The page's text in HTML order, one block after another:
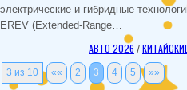
электрические и гибридные
EREV (Extended-Range…
АВТО 2026 /
3 из 10 «« 2 3 4 5 »»